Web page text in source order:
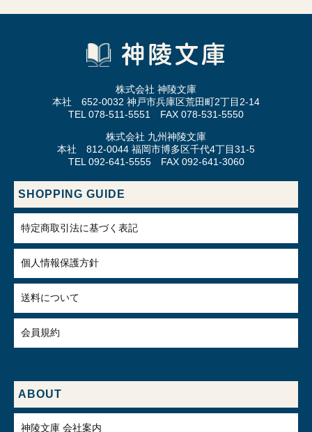
株式会社 神陵文庫
本社 652-0032 神戸市兵庫区荒田町2丁目2-14
TEL 078-511-5551 FAX 078-531-5550
株式会社 九州神陵文庫
本社 812-0044 福岡市博多区千代4丁目31-5
TEL 092-641-5555 FAX 092-641-3060
SHOPPING GUIDE
特定商取引法に基づく表記
個人情報保護方針
送料について
会員規約
ABOUT
神陵文庫 会社案内